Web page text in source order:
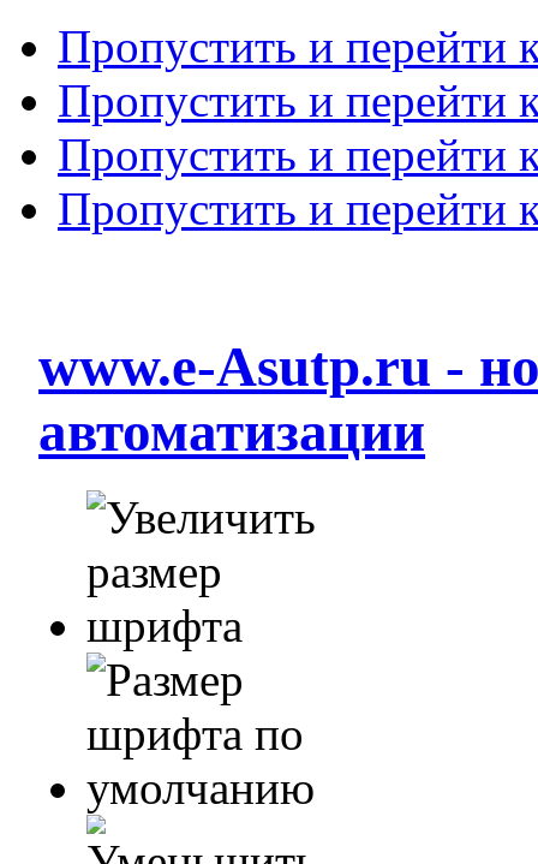
Пропустить и перейти
Пропустить и перейти
Пропустить и перейти
Пропустить и перейти
www.e-Asutp.ru -
автоматизации